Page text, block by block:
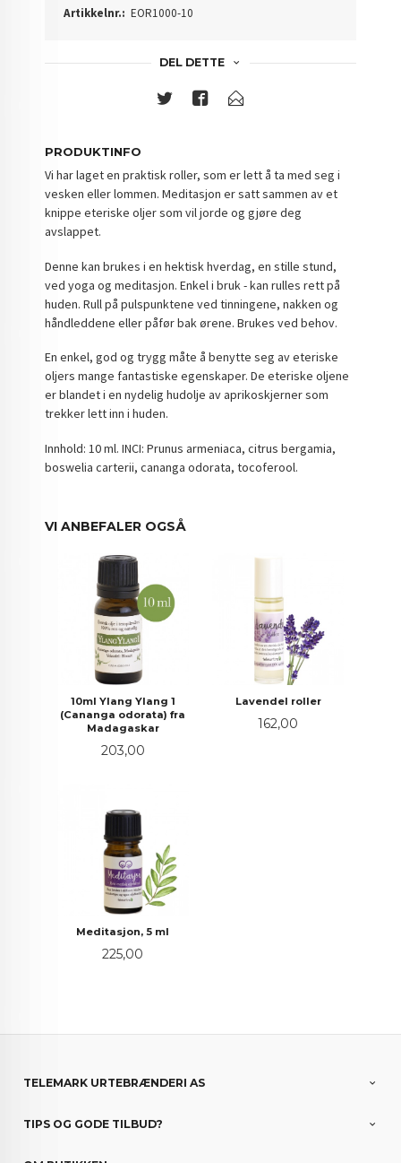
Artikkelnr.: EOR1000-10
DEL DETTE
PRODUKTINFO
Vi har laget en praktisk roller, som er lett å ta med seg i
vesken eller lommen. Meditasjon er satt sammen av et
knippe eteriske oljer som vil jorde og gjøre deg
avslappet.
Denne kan brukes i en hektisk hverdag, en stille stund,
ved yoga og meditasjon. Enkel i bruk - kan rulles rett på
huden. Rull på pulspunktene ved tinningene, nakken og
håndleddene eller påfør bak ørene. Brukes ved behov.
En enkel, god og trygg måte å benytte seg av eteriske
oljers mange fantastiske egenskaper. De eteriske oljene
er blandet i en nydelig hudolje av aprikoskjerner som
trekker lett inn i huden.
Innhold: 10 ml. INCI: Prunus armeniaca, citrus bergamia,
boswelia carterii, cananga odorata, tocoferool.
VI ANBEFALER OGSÅ
10ml Ylang Ylang 1
(Cananga odorata) fra
Madagaskar
Pris
203,00
Lavendel roller
Pris
162,00
Meditasjon, 5 ml
Pris
225,00
TELEMARK URTEBRÆNDERI AS
TIPS OG GODE TILBUD?